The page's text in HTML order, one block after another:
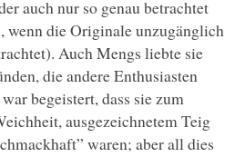
auch nur so genau betrachtet
wenn die Originale unzugänglich
Auch Mengs liebte sie
die andere Enthusiasten
begeistert, dass sie zum
ausgezeichnetem Teig
waren; aber all dies